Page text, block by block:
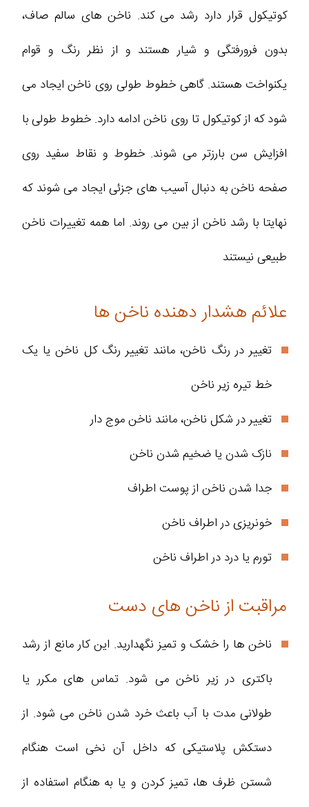
کوتیکول قرار دارد رشد می کند. ناخن های سالم صاف،
بدون فرورفتگی و شیار هستند و از نظر رنگ و قوام
یکنواخت هستند. گاهی خطوط طولی روی ناخن ایجاد می
شود که از کوتیکول تا روی ناخن ادامه دارد. خطوط طولی با
افزایش سن بارزتر می شوند. خطوط و نقاط سفید روی
صفحه ناخن به دنبال آسیب های جزئی ایجاد می شوند که
نهایتا با رشد ناخن از بین می روند. اما همه تغییرات ناخن
طبیعی نیستند
علائم هشدار دهنده ناخن ها
تغییر در رنگ ناخن، مانند تغییر رنگ کل ناخن یا یک
خط تیره زیر ناخن
تغییر در شکل ناخن، مانند ناخن موج دار
نازک شدن یا ضخیم شدن ناخن
جدا شدن ناخن از پوست اطراف
خونریزی در اطراف ناخن
تورم یا درد در اطراف ناخن
مراقبت از ناخن های دست
ناخن ها را خشک و تمیز نگهدارید. این کار مانع از رشد
باکتری در زیر ناخن می شود. تماس های مکرر یا
طولانی مدت با آب باعث خرد شدن ناخن می شود. از
دستکش پلاستیکی که داخل آن نخی است هنگام
شستن ظرف ها، تمیز کردن و یا به هنگام استفاده از